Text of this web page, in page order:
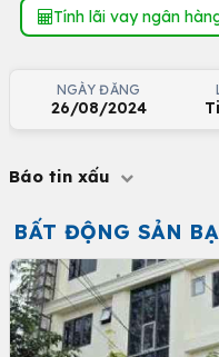
Tính lãi vay ngân
NGÀY ĐĂNG
26/08/2024
Báo tin xấu
BẤT ĐỘNG SẢN